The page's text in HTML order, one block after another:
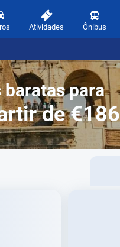
Atividades Ônibus
baratas para
de €186